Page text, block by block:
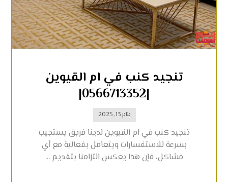
تنجيد كنب في ام القيوين
|0566713352|
يناير 13, 2025
تنجيد كنب في ام القيوين لدينا فريق يستجيب
بسرعة للاستفسارات ويتعامل بفعالية مع أي
مشاكل، فإن هذا يعكس التزامنا بتقديم ...